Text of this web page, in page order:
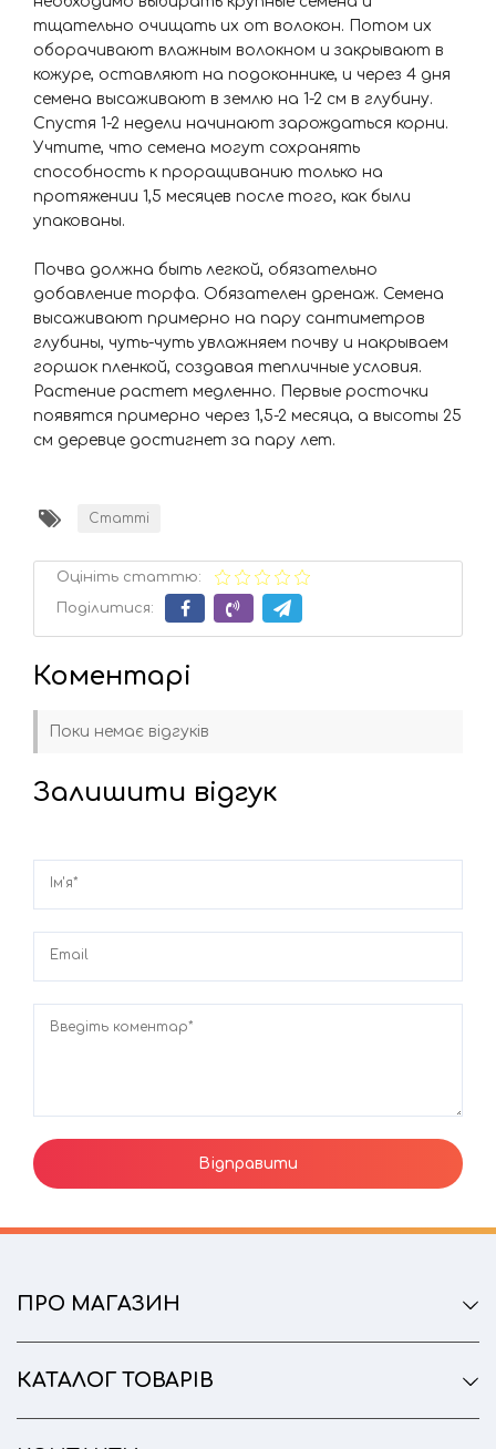
тщательно очищать их от волокон. Потом их
оборачивают влажным волокном и закрывают в
кожуре, оставляют на подоконнике, и через 4 дня
семена высаживают в землю на 1-2 см в глубину.
Спустя 1-2 недели начинают зарождаться корни.
Учтите, что семена могут сохранять
способность к проращиванию только на
протяжении 1,5 месяцев после того, как были
упакованы.
Почва должна быть легкой, обязательно
добавление торфа. Обязателен дренаж. Семена
высаживают примерно на пару сантиметров
глубины, чуть-чуть увлажняем почву и накрываем
горшок пленкой, создавая тепличные условия.
Растение растет медленно. Первые росточки
появятся примерно через 1,5-2 месяца, а высоты 25
см деревце достигнет за пару лет.
Статті
Оцініть статтю:
Поділитися:
Коментарі
Поки немає відгуків
Залишити відгук
Ім'я*
Email
Введіть коментар*
ПРО МАГАЗИН
КАТАЛОГ ТОВАРІВ